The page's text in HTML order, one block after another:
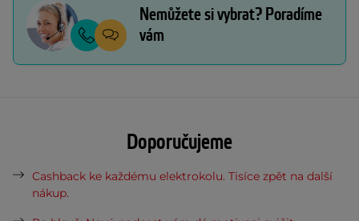
Nemůžete si vybrat? Poradíme
vám
Doporučujeme
Cashback ke každému elektrokolu. Tisíce zpět na další
nákup.